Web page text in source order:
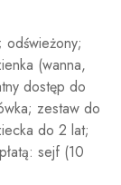
odświeżony;
(wanna,
dostęp do
zestaw do
do 2 lat;
sejf (10